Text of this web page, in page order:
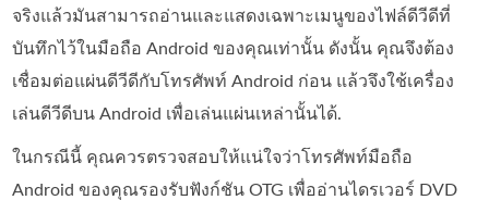
จริงแล้วมันสามารถอ่านและแสดงเฉพาะเมนูของไฟล์ดีวีดีที่
บันทึกไว้ในมือถือ Android ของคุณเท่านั้น ดังนั้น คุณจึงต้อง
เชื่อมต่อแผ่นดีวีดีกับโทรศัพท์ Android ก่อน แล้วจึงใช้เครื่อง
เล่นดีวีดีบน Android เพื่อเล่นแผ่นเหล่านั้นได้.
ในกรณีนี้ คุณควรตรวจสอบให้แน่ใจว่าโทรศัพท์มือถือ
Android ของคุณรองรับฟังก์ชัน OTG เพื่ออ่านไดรเวอร์ DVD